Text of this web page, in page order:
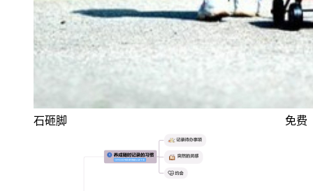
石砸脚 免费